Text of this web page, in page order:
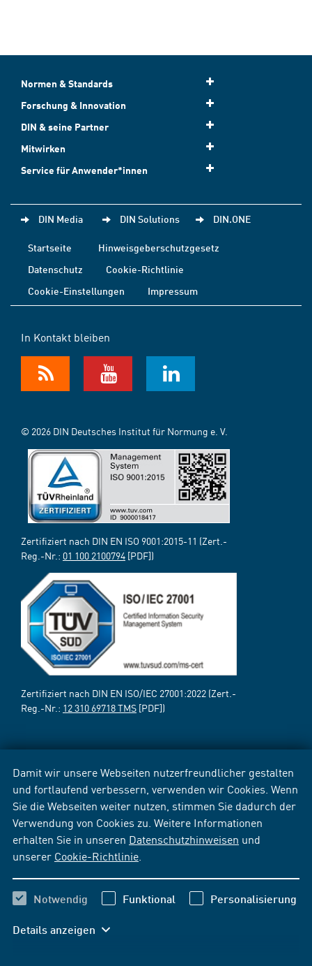
Damit wir unsere Webseiten nutzerfreundlicher gestalten
und fortlaufend verbessern, verwenden wir Cookies. Wenn
Sie die Webseiten weiter nutzen, stimmen Sie dadurch der
Verwendung von Cookies zu. Weitere Informationen
erhalten Sie in unseren Datenschutzhinweisen und
unserer Cookie-Richtlinie
Notwendig Funktional Personalisierung
Details anzeigen
Normen & Standards
Forschung & Innovation
DIN & seine Partner
Mitwirken
Service für Anwender*innen
DIN Media DIN Solutions DIN.ONE
Startseite
Hinweisgeberschutzgesetz
Datenschutz
Cookie-Richtlinie
Cookie-Einstellungen
Impressum
In Kontakt bleiben
© 2026 DIN Deutsches Institut für Normung e. V.
Zertifiziert nach DIN EN ISO 9001:2015-11 (Zert.-
Reg.-Nr.: 01 100 2100794 [PDF])
Zertifiziert nach DIN EN ISO/IEC 27001:2022 (Zert.-
Reg.-Nr.: 12 310 69718 TMS [PDF])